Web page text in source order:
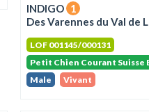
INDIGO 1
Des Varennes du Val de
LOF 001145/000131
Petit Chien Courant Suisse
Male
Vivant